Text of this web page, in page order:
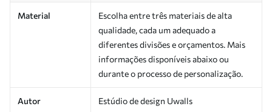
Material
Escolha entre três materiais de alta
qualidade, cada um adequado a
diferentes divisões e orçamentos. Mais
informações disponíveis abaixo ou
durante o processo de personalização.
Autor Estúdio de design Uwalls